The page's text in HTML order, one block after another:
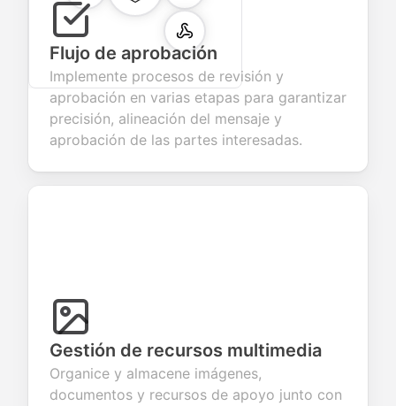
Flujo de aprobación
Implemente procesos de revisión y
aprobación en varias etapas para garantizar
precisión, alineación del mensaje y
aprobación de las partes interesadas.
Gestión de recursos multimedia
Organice y almacene imágenes,
documentos y recursos de apoyo junto con